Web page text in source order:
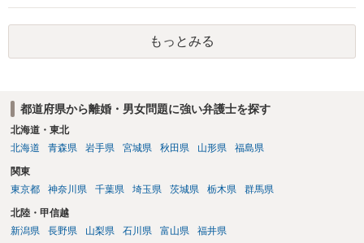
は調停が成立するということはないため，相手が合意するメリットを
だしてでも調停で終わらせるよう努めるのか，裁判離婚を見据えて調
停での離婚に固執しないかいずれかの対応は必要となるかと思われま
す。 お一人で対応するのは難しい側面もありますので弁護士を立てる
もっとみる
都道府県から離婚・男女問題に強い弁護士を探す
北海道・東北
北海道
青森県 岩手県 宮城県 秋田県 山形県 福島県
関東
東京都
神奈川県 千葉県 埼玉県 茨城県 栃木県 群馬県
北陸・甲信越
新潟県
長野県 山梨県 石川県 富山県 福井県